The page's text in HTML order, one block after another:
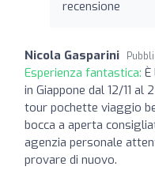
recensione
Nicola Gasparini
Esperienza fantastica:
in Giappone dal 12/11
tour pochette viaggio
bocca a aperta
agenzia personale
provare di nuovo.